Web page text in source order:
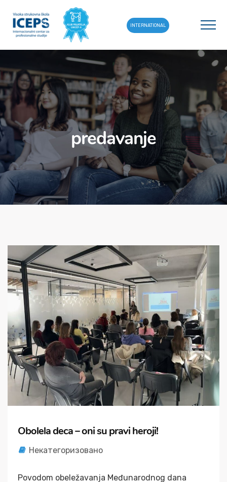
INTERNATIONAL
predavanje
Obolela deca – oni su pravi heroji!
Некатегоризовано
Povodom obeležavanja Međunarodnog dana